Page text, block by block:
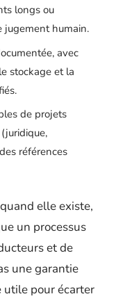
longs ou
jugement humain.
avec
stockage et la
de projets
références
elle existe,
un processus
et de
une garantie
utile pour écarter